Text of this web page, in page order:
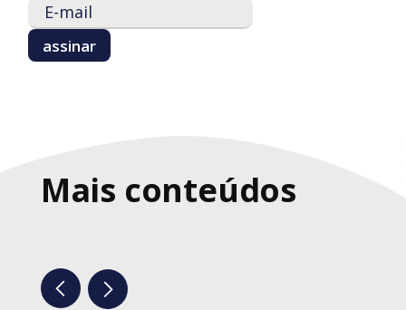
Mais conteúdos